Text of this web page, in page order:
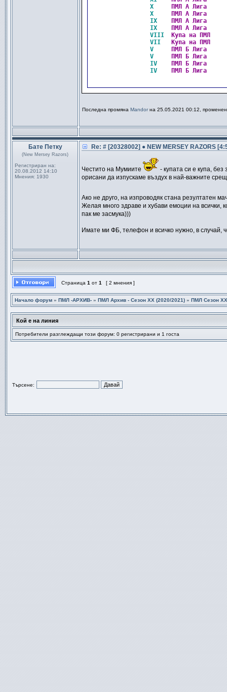
X
ПМЛ А
X
ПМЛ А
IX
ПМЛ А
IX
ПМЛ А
VIII
Купа на
VII
Купа на
V
ПМЛ Б
V
ПМЛ Б
IV
ПМЛ Б
IV
ПМЛ Б
Последна промяна Mandor на 25.05.2021 00:12,
Бате Петку
(New Mersey Razors)
Регистриран на:
20.08.2012 14:10
Мнения: 1930
Re: # [20328002] ● NEW MERSEY RAZORS
Честито на Мумиите
- купата си е купа,
орисани да изпускаме въздух в най-важните
Ако не друго, на изпроводяк стана резултатен
Желая много здраве и хубави емоции на всички,
пак ме засмука)))
Имате ми ФБ, телефон и всичко нужно, в случай,
Страница 1 от 1 [ 2 мнения ]
Начало форум » ПМЛ -АРХИВ- » ПМЛ Архив - Сезон XX (2020/2021) » ПМЛ Сезон
Кой е на линия
Потребители разглеждащи този форум: 0 регистрирани и 1 госта
Търсене: